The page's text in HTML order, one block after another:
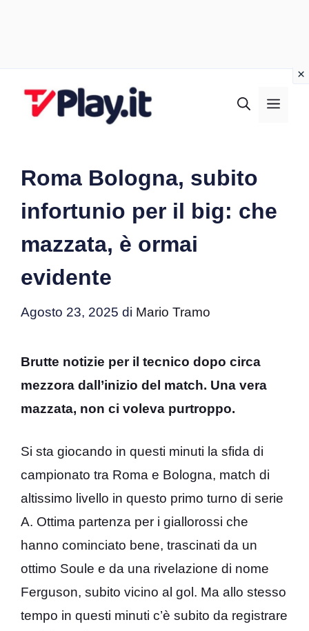
Roma Bologna, subito
infortunio per il big: che
mazzata, è ormai
evidente
Agosto 23, 2025 di Mario Tramo
Brutte notizie per il tecnico dopo circa
mezzora dall’inizio del match. Una vera
mazzata, non ci voleva purtroppo.
Si sta giocando in questi minuti la sfida di
campionato tra Roma e Bologna, match di
altissimo livello in questo primo turno di serie
A. Ottima partenza per i giallorossi che
hanno cominciato bene, trascinati da un
ottimo Soule e da una rivelazione di nome
Ferguson, subito vicino al gol. Ma allo stesso
tempo in questi minuti c’è subito da registrare